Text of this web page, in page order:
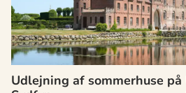
Udlejning af sommerhuse på